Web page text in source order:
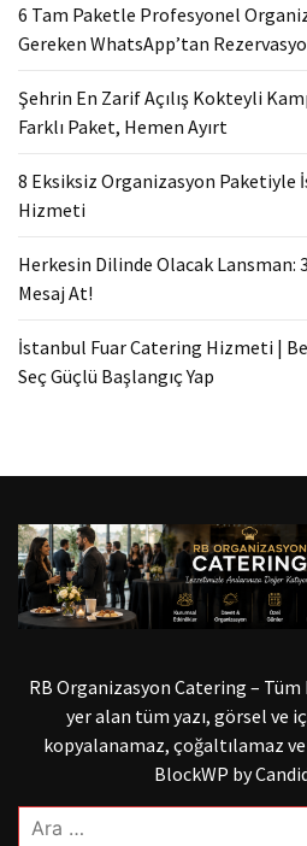
6 Tam Paketle Profesyonel
Gereken WhatsApp’tan
Şehrin En Zarif Açılış Kokteyli
Farklı Paket, Hemen Ayırt
8 Eksiksiz Organizasyon Paketiyle
Hizmeti
Herkesin Dilinde Olacak Lansman:
Mesaj At!
İstanbul Fuar Catering Hizmeti |
Seç Güçlü Başlangıç Yap
RB Organizasyon Catering – Tüm
yer alan tüm yazı, görsel ve
kopyalanamaz, çoğaltılamaz
BlockWP by
Arama: